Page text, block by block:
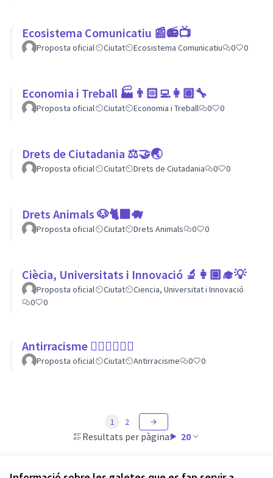
Ecosistema Comunicatiu 📰📻📺
Proposta oficial Ciutat Ecosistema Comunicatiu 0 0
Economia i Treball 🏭👨🏻‍💻👩🏽‍🔧
Proposta oficial Ciutat Economia i Treball 0 0
Drets de Ciutadania ⚖️🤝🌏
Proposta oficial Ciutat Drets de Ciutadania 0 0
Drets Animals 🐶🐈‍⬛️🐗
Proposta oficial Ciutat Drets Animals 0 0
Ciècia, Universitats i Innovació 🔬👩🏽‍🎓💡
Proposta oficial Ciutat
Ciencia, Universitat i Innovació
0
0
Antirracisme ✊🏾✊🏼✊🏿
Proposta oficial Ciutat Antirracisme 0 0
Resultats per pàgina: 20
1 2